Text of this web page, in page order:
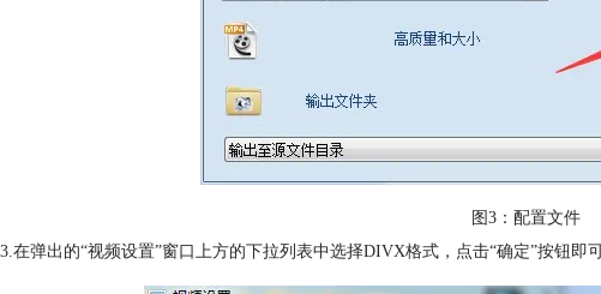
图3：配置文件
3.在弹出的“视频设置”窗口上方的下拉列表中选择DIVX格式，点击“确定”按钮即可